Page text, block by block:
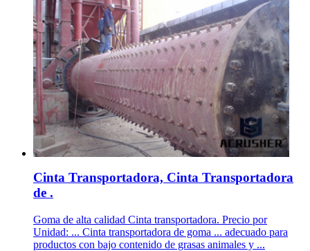
Cinta Transportadora, Cinta Transportadora
de .
Goma de alta calidad Cinta transportadora. Precio por
Unidad: ... Cinta transportadora de goma ... adecuado para
productos con bajo contenido de grasas animales y ...